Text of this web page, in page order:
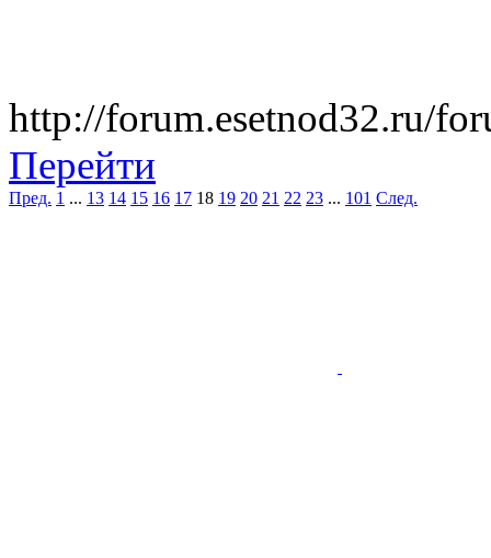
http://forum.esetnod32.ru/
Перейти
Пред. 1 ... 13 14 15 16 17 18 19 20 21 22 23 ... 101 След.